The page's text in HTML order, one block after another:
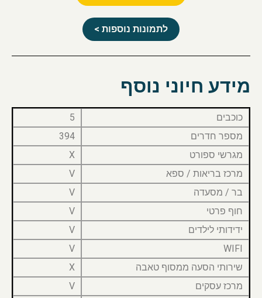
לתמונות נוספות >
מידע חיוני נוסף
כוכבים
5
מספר חדרים
394
מגרשי ספורט
X
מרכז בריאות / ספא
V
בר / מסעדה
V
חוף פרטי
V
ידידותי לילדים
V
WIFI
V
שירותי הסעה ממסוף טאבה
X
מרכז עסקים
V